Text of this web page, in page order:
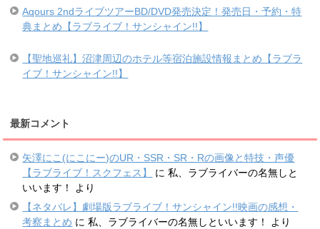
Aqours 2ndライブツアーBD/DVD発売決定！発売日・予約・特
典まとめ【ラブライブ！サンシャイン!!】
【聖地巡礼】沼津周辺のホテル等宿泊施設情報まとめ【ラブラ
イブ！サンシャイン!!】
最新コメント
矢澤にこ(にこにー)のUR・SSR・SR・Rの画像と特技・声優
【ラブライブ！スクフェス】
に私、ラブライバーの名無しと
いいます！
より
【ネタバレ】劇場版ラブライブ！サンシャイン!!映画の感想・
考察まとめ に私、ラブライバーの名無しといいます！
より